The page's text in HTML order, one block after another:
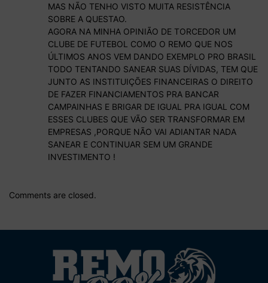
MAS NÃO TENHO VISTO MUITA RESISTÊNCIA
SOBRE A QUESTAO.
AGORA NA MINHA OPINIÃO DE TORCEDOR UM
CLUBE DE FUTEBOL COMO O REMO QUE NOS
ÚLTIMOS ANOS VEM DANDO EXEMPLO PRO BRASIL
TODO TENTANDO SANEAR SUAS DÍVIDAS, TEM QUE
JUNTO AS INSTITUIÇÕES FINANCEIRAS O DIREITO
DE FAZER FINANCIAMENTOS PRA BANCAR
CAMPAINHAS E BRIGAR DE IGUAL PRA IGUAL COM
ESSES CLUBES QUE VÃO SER TRANSFORMAR EM
EMPRESAS ,PORQUE NÃO VAI ADIANTAR NADA
SANEAR E CONTINUAR SEM UM GRANDE
INVESTIMENTO !
Comments are closed.